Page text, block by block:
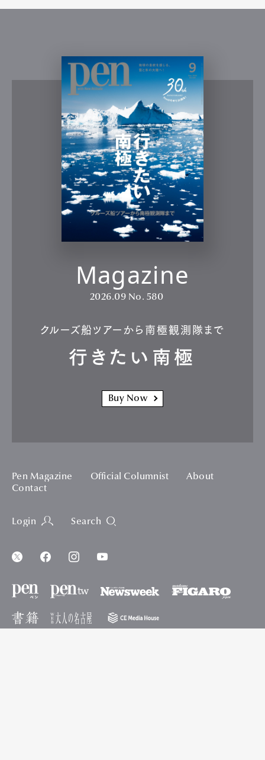
Magazine
2026.09 No. 580
クルーズ船ツアーから南極観測隊まで
行きたい南極
Buy Now
Pen Magazine Official Columnist
About
Contact
Login Search